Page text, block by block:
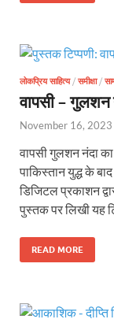
लोकप्रिय साहित्य/ समीक्षा/
वापसी – गुलशन
November 16, 2023
वापसी गुलशन नंदा
पाकिस्तान युद्ध के
डिजिटल प्रकाशन
पुस्तक पर लिखी यह
READ MORE